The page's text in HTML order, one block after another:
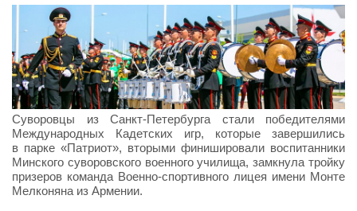
Суворовцы из Санкт-Петербурга стали победителями
Международных Кадетских игр, которые завершились
в парке «Патриот», вторыми финишировали воспитанники
Минского суворовского военного училища, замкнула тройку
призеров команда Военно-спортивного лицея имени Монте
Мелконяна из Армении.